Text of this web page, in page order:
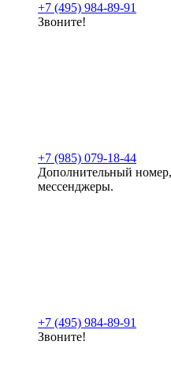
+7 (495) 984-89-91
Звоните!
+7 (985) 079-18-44
Дополнительный номер,
мессенджеры.
+7 (495) 984-89-91
Звоните!